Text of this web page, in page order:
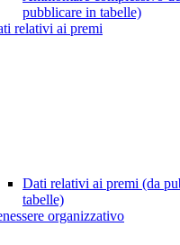
pubblicare in tabelle)
relativi ai premi
Dati relativi ai premi (da
tabelle)
organizzativo